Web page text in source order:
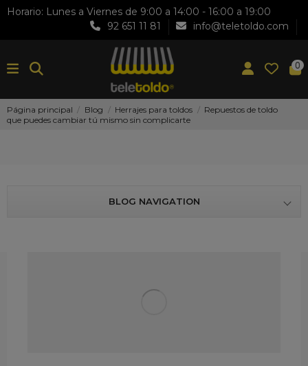
Horario: Lunes a Viernes de 9:00 a 14:00 - 16:00 a 19:00
92 651 11 81
info@teletoldo.com
0
Página principal Blog Herrajes para toldos
Repuestos de toldo
que puedes cambiar tú mismo sin complicarte
BLOG NAVIGATION